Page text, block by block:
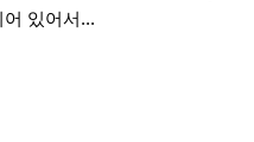
있어서...